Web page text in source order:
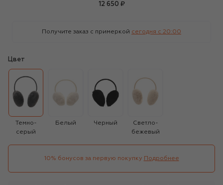
12 650 ₽
Получите заказ с примеркой сегодня c 20:00
Цвет
Темно-
серый
Белый Черный
Светло-
бежевый
10% бонусов за первую покупку Подробнее